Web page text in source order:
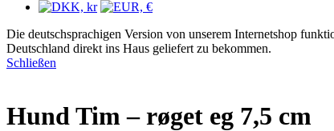
Die deutschsprachigen Version von unserem Internetshop
Deutschland direkt ins Haus geliefert zu bekommen.
Schließen
Hund Tim – røget eg 7,5 cm